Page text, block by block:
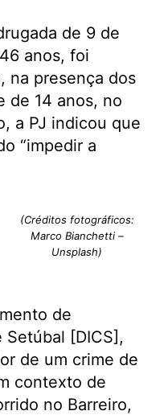
de 9 de
anos, foi
na presença dos
de 14 anos, no
a PJ indicou que
“impedir a
(Créditos fotográficos:
Marco Bianchetti –
Unsplash)
de
Setúbal [DICS],
de um crime de
contexto de
no Barreiro,